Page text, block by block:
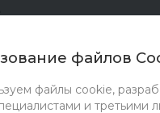
файлов
файлы cookie,
и третьими